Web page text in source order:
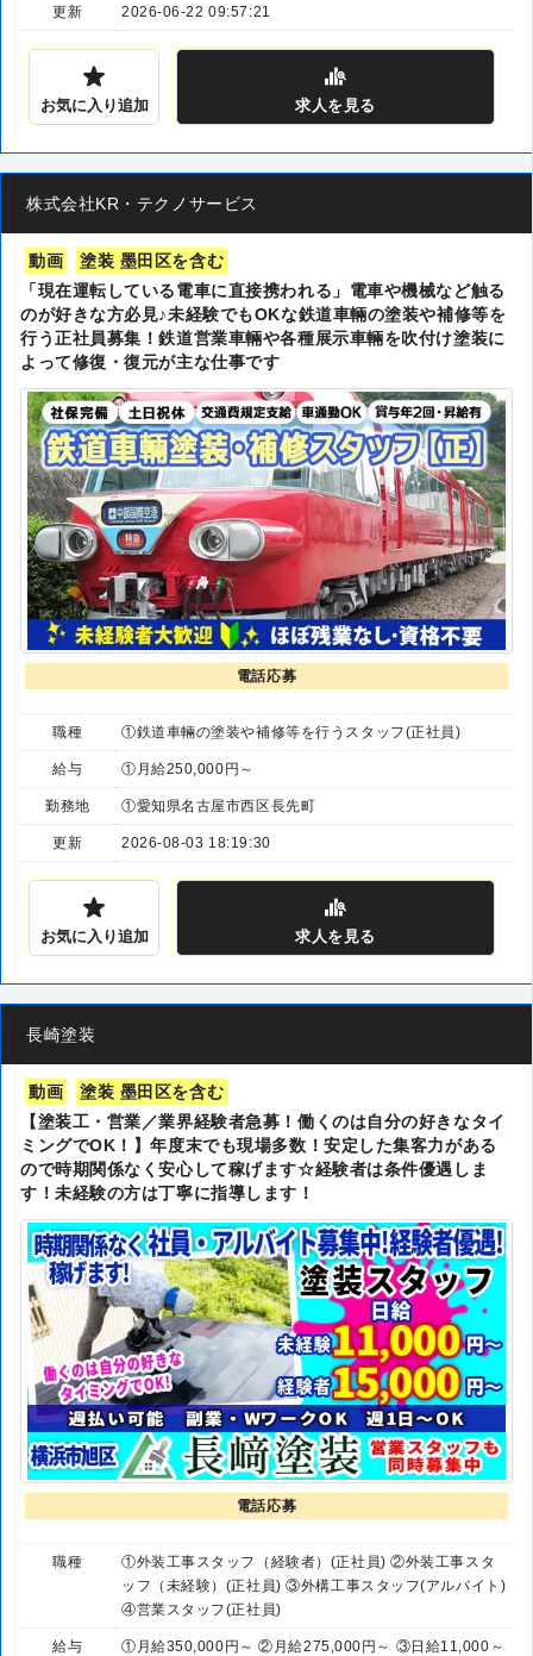
更新 2026-06-22 09:57:21
お気に入り追加 求人を見る
株式会社KR・テクノサービス
動画
塗装 墨田区を含む
「現在運転している電車に直接携われる」電車や機械など触る
のが好きな方必見♪未経験でもOKな鉄道車輛の塗装や補修等を
行う正社員募集！鉄道営業車輛や各種展示車輛を吹付け塗装に
よって修復・復元が主な仕事です
電話応募
職種 ①鉄道車輛の塗装や補修等を行うスタッフ(正社員)
給与 ①月給250,000円～
勤務地 ①愛知県名古屋市西区長先町
更新 2026-08-03 18:19:30
お気に入り追加 求人 を見る
長崎塗装
動画
塗装 墨田区を含む
【塗装工・営業／業界経験者急募！働くのは自分の好きなタイ
ミングでOK！】年度末でも現場多数！安定した集客力がある
ので時期関係なく安心して稼げます☆経験者は条件優遇しま
す！未経験の方は丁寧に指導します！
電話応募
職種
①外装工事スタッフ（経験者）(正社員) ②外装工事スタ
ッフ（未経験）(正社員) ③外構工事スタッフ(アルバイト)
④営業スタッフ(正社員)
給与
①月給350,000円～ ②月給275,000円～ ③日給11,000～